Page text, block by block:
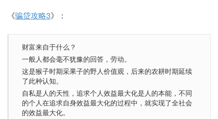
《骗贷攻略3》：
财富来自于什么？
一般人都会毫不犹豫的回答，劳动。
这是猴子时期采果子的野人价值观，后来的农耕时期延续
了此种认知。
自私是人的天性，追求个人效益最大化是人的本能，不同
的个人在追求自身效益最大化的过程中，就实现了全社会
的效益最大化。